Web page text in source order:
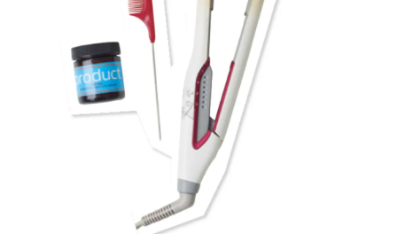
ST member
新規会員登録・ログイン